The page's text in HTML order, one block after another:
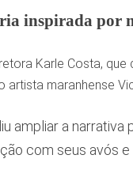
inspirada por
Karle Costa,
artista maranhense
ampliar a
com seus avós